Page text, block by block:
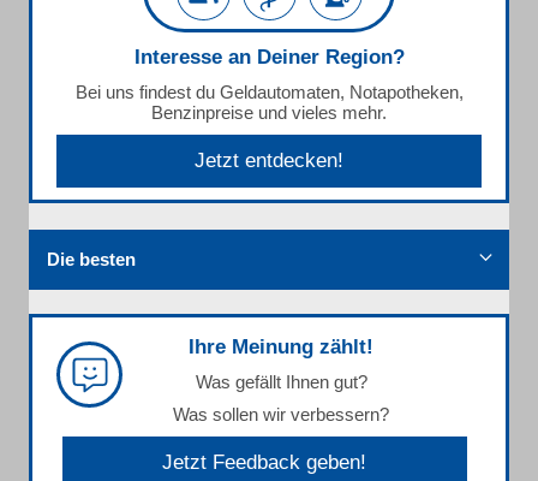
Interesse an Deiner Region?
Bei uns findest du Geldautomaten, Notapotheken,
Benzinpreise und vieles mehr.
Jetzt entdecken!
Die besten
Ihre Meinung zählt!
Was gefällt Ihnen gut?
Was sollen wir verbessern?
Jetzt Feedback geben!